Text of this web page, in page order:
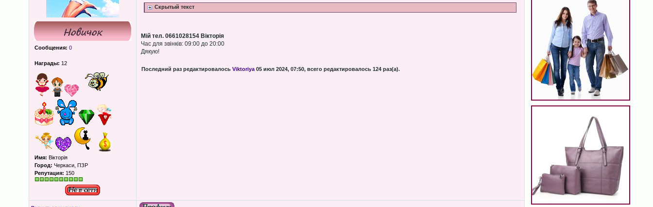
Сообщения: 0
Награды: 12
Имя: Вікторія
Город: Черкаси, ПЗР
Репутация: 150
Скрытый текст
Мій тел. 0661028154 Вікторія
Час для звінків: 09:00 до 20:00
Дякую!
Последний раз редактировалось Viktoriya05 июл 2024, 07:50, всего редактировалось 124 раз(а).